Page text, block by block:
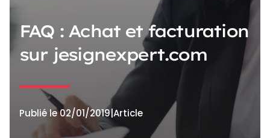
FAQ : Achat et facturation
sur jesignexpert.com
Publié le 02/01/2019|Article